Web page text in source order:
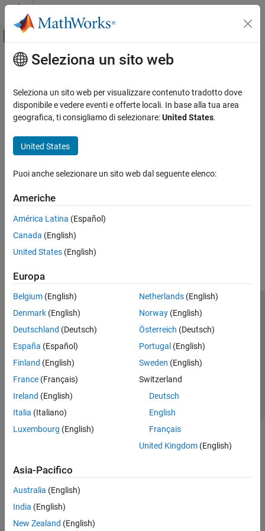
Vai al contenuto
Attiva/disattiva menu di navigazione
Pagina iniziale della documentazione
Contenuto principale
How useful was this information?
Seleziona un sito web
Seleziona un sito web per visualizzare contenuto tradotto dove
disponibile e vedere eventi e offerte locali. In base alla tua area
geografica, ti consigliamo di selezionare:United States.
United States
Puoi anche selezionare un sito web dal seguente elenco:
Americhe
América Latina (Español)
Canada (English)
United States (English)
Europa
Belgium (English)
Denmark (English)
Deutschland (Deutsch)
España (Español)
Finland (English)
France (Français)
Ireland (English)
Italia (Italiano)
Luxembourg (English)
Netherlands(English)
Norway(English)
Österreich (Deutsch)
Portugal (English)
Sweden (English)
Switzerland
Deutsch
English
Français
United Kingdom(English)
Asia-Pacifico
Australia (English)
India (English)
New Zealand (English)
Centro di fiducia
Informativa sulla privacy
Antipirateria
Stato dell'applicazione
Contatti
© 1994-2026 The MathWorks, Inc.